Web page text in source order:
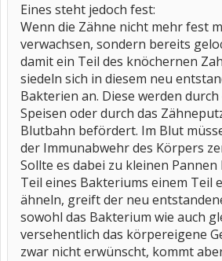
Eines steht jedoch fest:
Wenn die Zähne nicht mehr fest
verwachsen, sondern bereits
damit ein Teil des knöchernen
siedeln sich in diesem neu
Bakterien an. Diese werden
Speisen oder durch das
Blutbahn befördert. Im Blut
der Immunabwehr des Körpers
Sollte es dabei zu kleinen
Teil eines Bakteriums einem Teil
ähneln, greift der neu
sowohl das Bakterium wie auch
versehentlich das körpereigene
zwar nicht erwünscht, kommt